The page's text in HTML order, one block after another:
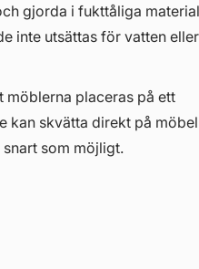
gjorda i fukttåliga
inte utsättas för vatten eller
möblerna placeras på ett
kan skvätta direkt på
som möjligt.